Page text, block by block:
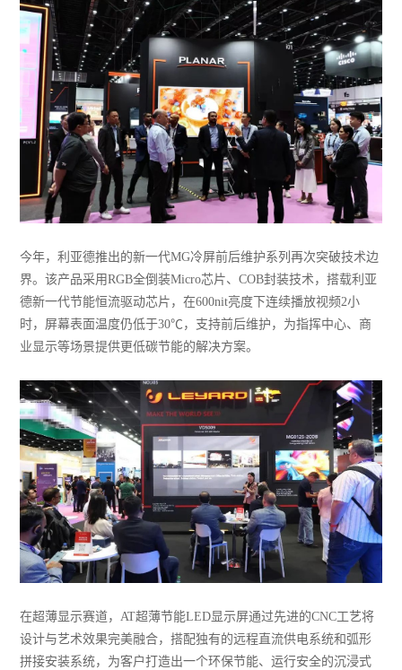
今年，利亚德推出的新一代MG冷屏前后维护系列再次突破技术边
界。该产品采用RGB全倒装Micro芯片、COB封装技术，搭载利亚
德新一代节能恒流驱动芯片，在600nit亮度下连续播放视频2小
时，屏幕表面温度仍低于30℃，支持前后维护，为指挥中心、商
业显示等场景提供更低碳节能的解决方案。
在超薄显示赛道，AT超薄节能LED显示屏通过先进的CNC工艺将
设计与艺术效果完美融合，搭配独有的远程直流供电系统和弧形
拼接安装系统，为客户打造出一个环保节能、运行安全的沉浸式